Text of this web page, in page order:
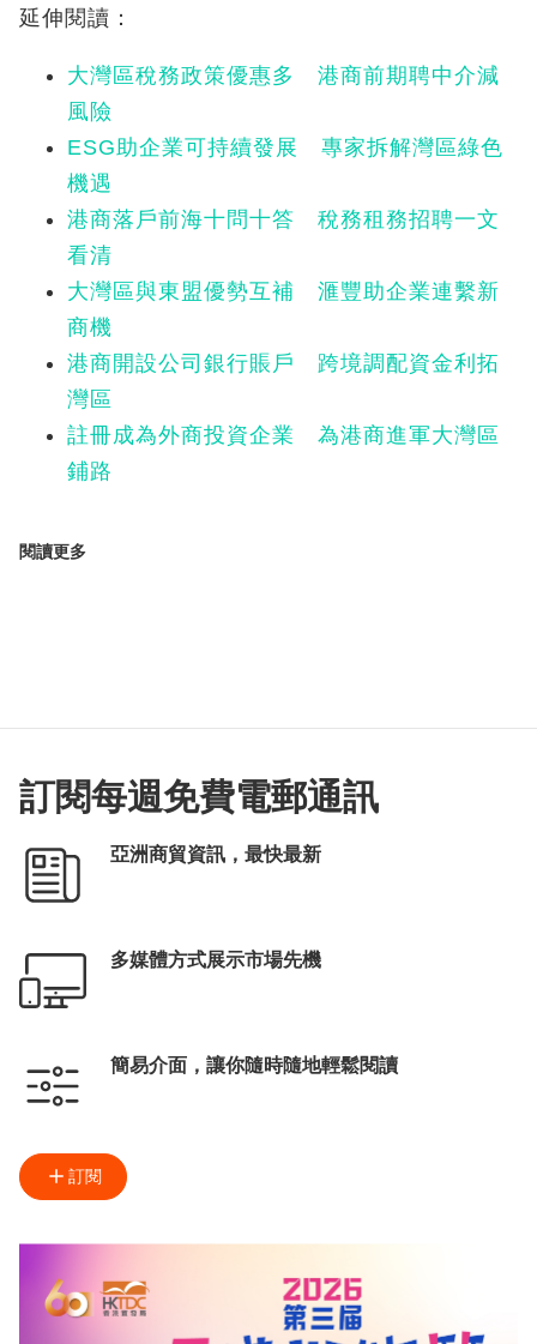
延伸閱讀：
大灣區稅務政策優惠多 港商前期聘中介減
風險
ESG助企業可持續發展 專家拆解灣區綠色
機遇
港商落戶前海十問十答 稅務租務招聘一文
看清
大灣區與東盟優勢互補 滙豐助企業連繫新
商機
港商開設公司銀行賬戶 跨境調配資金利拓
灣區
註冊成為外商投資企業 為港商進軍大灣區
鋪路
閱讀更多
訂閱每週免費電郵通訊
亞洲商貿資訊，最快最新
多媒體方式展示市場先機
簡易介面，讓你隨時隨地輕鬆閱讀
訂閱